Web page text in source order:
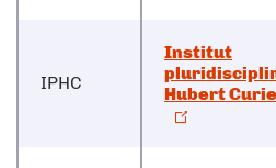
IPHC
Institut
Hubert